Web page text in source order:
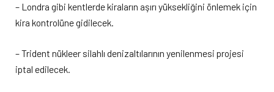
– Londra gibi kentlerde kiraların aşırı yüksekliğini önlemek için
kira kontrolüne gidilecek.
– Trident nükleer silahlı denizaltılarının yenilenmesi projesi
iptal edilecek.